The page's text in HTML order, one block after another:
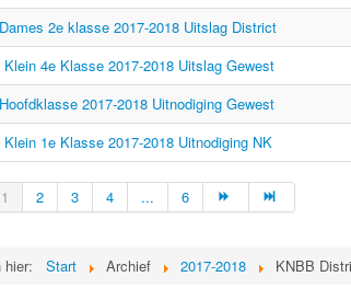
2e klasse 2017-2018 Uitslag District
4e Klasse 2017-2018 Uitslag Gewest
2017-2018 Uitnodiging Gewest
1e Klasse 2017-2018 Uitnodiging NK
1 2 3 4 ... 6
hier: Start Archief 2017-2018 KNBB